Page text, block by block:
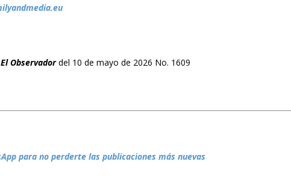
El Observadordel 10 de mayo de 2026 No. 1609
para no perderte las publicaciones más nuevas